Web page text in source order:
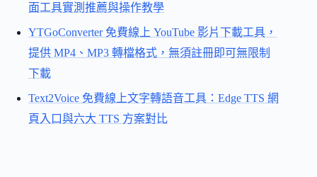
面工具實測推薦與操作教學
YTGoConverter 免費線上 YouTube 影片下載工具，
提供 MP4、MP3 轉檔格式，無須註冊即可無限制
下載
Text2Voice 免費線上文字轉語音工具：Edge TTS 網
頁入口與六大 TTS 方案對比